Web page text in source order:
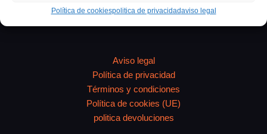
Política de cookiespolitica de privacidadaviso legal
Aviso legal
Política de privacidad
Términos y condiciones
Política de cookies (UE)
politica devoluciones